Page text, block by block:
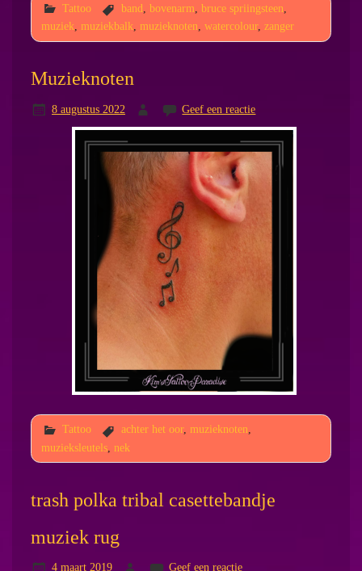
Tattoo band bovenarm bruce spriingsteen
muziek, muziekbalk, muzieknoten, watercolour, zanger
Muzieknoten
8 augustus 2022 Geef een reactie
Tattoo achter het oor, muzieknoten
muzieksleutels, nek
trash polka tribal casettebandje
muziek rug
4 maart 2019 Geef een reactie